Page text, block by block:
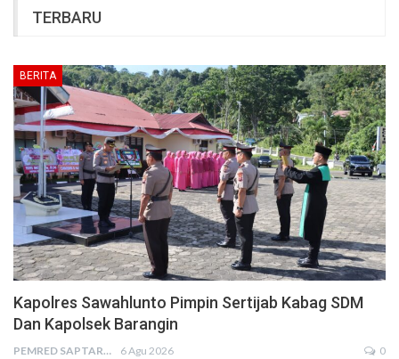
TERBARU
BERITA
Kapolres Sawahlunto Pimpin Sertijab Kabag SDM
Dan Kapolsek Barangin
PEMRED SAPTARIUS 6 Agu 2026 0